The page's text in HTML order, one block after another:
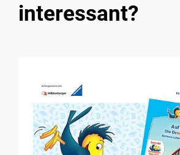
interessant?